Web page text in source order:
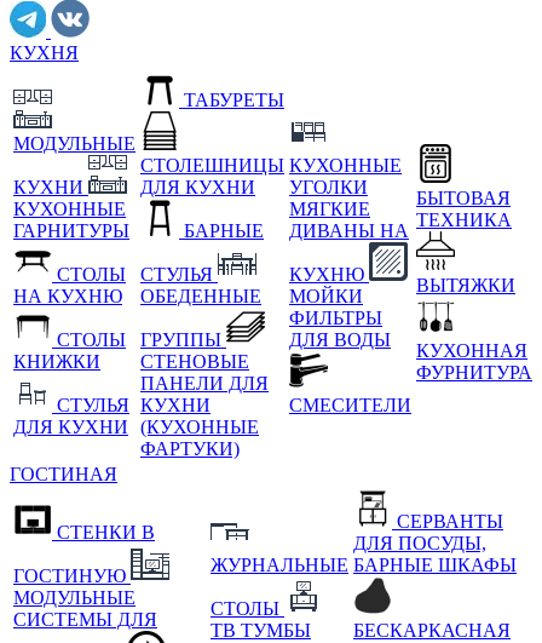
КУХНЯ
МОДУЛЬНЫЕ
КУХНИ
КУХОННЫЕ
ГАРНИТУРЫ
СТОЛЫ
НА КУХНЮ
СТОЛЫ
КНИЖКИ
СТУЛЬЯ
ДЛЯ КУХНИ
ТАБУРЕТЫ
СТОЛЕШНИЦЫ
ДЛЯ КУХНИ
БАРНЫЕ
СТУЛЬЯ
ОБЕДЕННЫЕ
ГРУППЫ
СТЕНОВЫЕ
ПАНЕЛИ ДЛЯ
КУХНИ
(КУХОННЫЕ
ФАРТУКИ)
КУХОННЫЕ
УГОЛКИ
МЯГКИЕ
ДИВАНЫ НА
КУХНЮ
МОЙКИ
ФИЛЬТРЫ
ДЛЯ ВОДЫ
СМЕСИТЕЛИ
БЫТОВАЯ
ТЕХНИКА
ВЫТЯЖКИ
КУХОННАЯ
ФУРНИТУРА
ГОСТИНАЯ
СТЕНКИ В
ГОСТИНУЮ
МОДУЛЬНЫЕ
СИСТЕМЫ ДЛЯ
ЖУРНАЛЬНЫЕ
СТОЛЫ
ТВ ТУМБЫ
СЕРВАНТЫ
ДЛЯ ПОСУДЫ,
БАРНЫЕ ШКАФЫ
БЕСКАРКАСНАЯ